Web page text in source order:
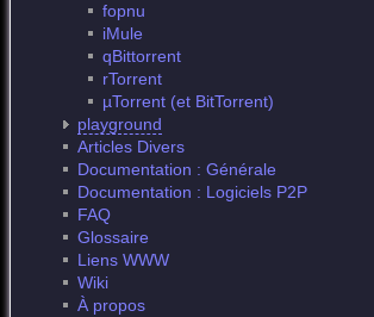
fopnu
iMule
qBittorrent
rTorrent
µTorrent (et BitTorrent)
playground
Articles Divers
Documentation : Générale
Documentation : Logiciels P2P
FAQ
Glossaire
Liens WWW
Wiki
À propos